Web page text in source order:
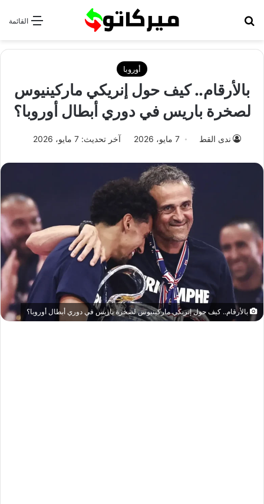
القائمة
أوروبا
بالأرقام.. كيف حول إنريكي ماركينيوس
لصخرة باريس في دوري أبطال أوروبا؟
ندى القط 7 مايو، 2026 آخر تحديث: 7 مايو، 2026
بالأرقام.. كيف حول إنريكي ماركينيوس لصخرة باريس في دوري أبطال أوروبا؟